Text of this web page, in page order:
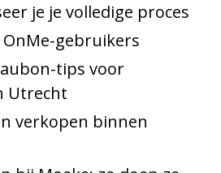
je je volledige proces
OnMe-gebruikers
tips voor
Utrecht
verkopen binnen